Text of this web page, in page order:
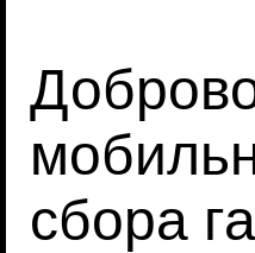
сбора